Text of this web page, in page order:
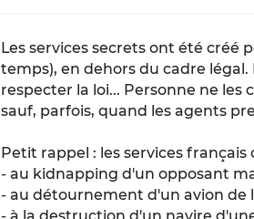
Les services secrets ont été créé
temps), en dehors du cadre
respecter la loi... Personne ne
sauf, parfois, quand les agents
Petit rappel : les services
- au kidnapping d'un opposant
- au détournement d'un avion de
- à la destruction d'un navire